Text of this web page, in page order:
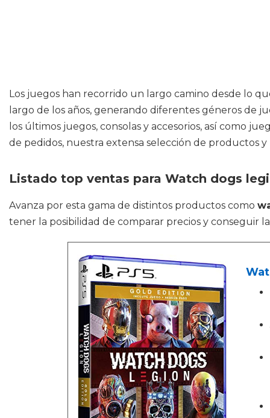
Los juegos han recorrido un largo camino desde lo
largo de los años, generando diferentes géneros de
los últimos juegos, consolas y accesorios, así como
de pedidos, nuestra extensa selección de productos
Listado top ventas para Watch dogs
Avanza por esta gama de distintos productos como
tener la posibilidad de comparar precios y conseguir